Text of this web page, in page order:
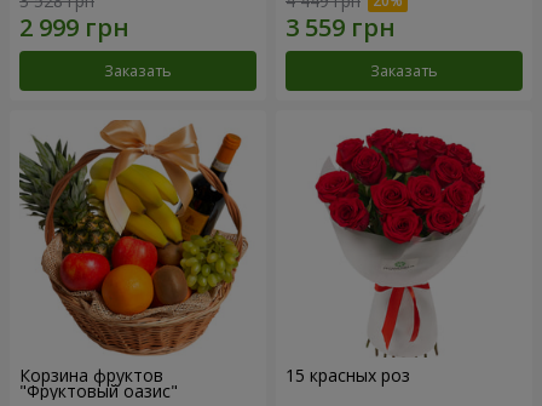
Заказать Заказать
Корзина фруктов
"Фруктовый оазис"
15 красных роз